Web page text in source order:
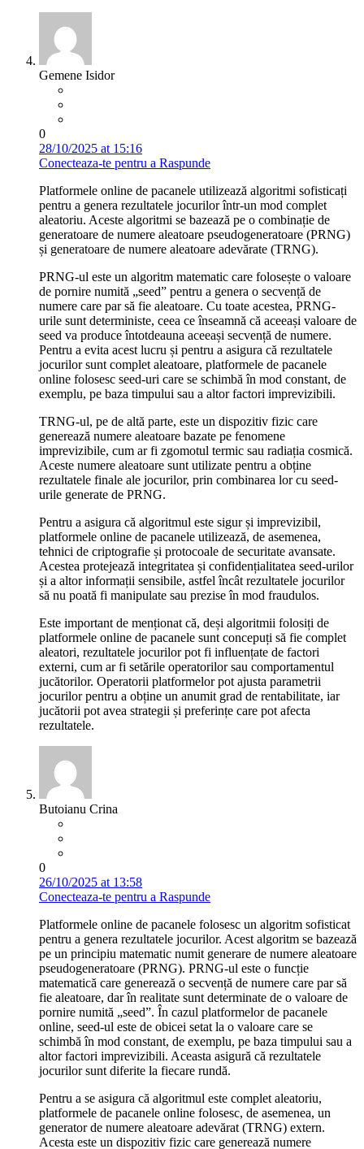
Gemene Isidor
0
28/10/2025 at 15:16
Conecteaza-te pentru a Raspunde
Platformele online de pacanele utilizează algoritmi sofisticați
pentru a genera rezultatele jocurilor într-un mod complet
aleatoriu. Aceste algoritmi se bazează pe o combinație de
generatoare de numere aleatoare pseudogeneratoare (PRNG)
și generatoare de numere aleatoare adevărate (TRNG).
PRNG-ul este un algoritm matematic care folosește o valoare
de pornire numită „seed” pentru a genera o secvență de
numere care par să fie aleatoare. Cu toate acestea, PRNG-
urile sunt deterministe, ceea ce înseamnă că aceeași valoare de
seed va produce întotdeauna aceeași secvență de numere.
Pentru a evita acest lucru și pentru a asigura că rezultatele
jocurilor sunt complet aleatoare, platformele de pacanele
online folosesc seed-uri care se schimbă în mod constant, de
exemplu, pe baza timpului sau a altor factori imprevizibili.
TRNG-ul, pe de altă parte, este un dispozitiv fizic care
generează numere aleatoare bazate pe fenomene
imprevizibile, cum ar fi zgomotul termic sau radiația cosmică.
Aceste numere aleatoare sunt utilizate pentru a obține
rezultatele finale ale jocurilor, prin combinarea lor cu seed-
urile generate de PRNG.
Pentru a asigura că algoritmul este sigur și imprevizibil,
platformele online de pacanele utilizează, de asemenea,
tehnici de criptografie și protocoale de securitate avansate.
Acestea protejează integritatea și confidențialitatea seed-urilor
și a altor informații sensibile, astfel încât rezultatele jocurilor
să nu poată fi manipulate sau prezise în mod fraudulos.
Este important de menționat că, deși algoritmii folosiți de
platformele online de pacanele sunt concepuți să fie complet
aleatori, rezultatele jocurilor pot fi influențate de factori
externi, cum ar fi setările operatorilor sau comportamentul
jucătorilor. Operatorii platformelor pot ajusta parametrii
jocurilor pentru a obține un anumit grad de rentabilitate, iar
jucătorii pot avea strategii și preferințe care pot afecta
rezultatele.
Butoianu Crina
0
26/10/2025 at 13:58
Conecteaza-te pentru a Raspunde
Platformele online de pacanele folosesc un algoritm sofisticat
pentru a genera rezultatele jocurilor. Acest algoritm se bazează
pe un principiu matematic numit generare de numere aleatoare
pseudogeneratoare (PRNG). PRNG-ul este o funcție
matematică care generează o secvență de numere care par să
fie aleatoare, dar în realitate sunt determinate de o valoare de
pornire numită „seed”. În cazul platformelor de pacanele
online, seed-ul este de obicei setat la o valoare care se
schimbă în mod constant, de exemplu, pe baza timpului sau a
altor factori imprevizibili. Aceasta asigură că rezultatele
jocurilor sunt diferite la fiecare rundă.
Pentru a se asigura că algoritmul este complet aleatoriu,
platformele de pacanele online folosesc, de asemenea, un
generator de numere aleatoare adevărat (TRNG) extern.
Acesta este un dispozitiv fizic care generează numere